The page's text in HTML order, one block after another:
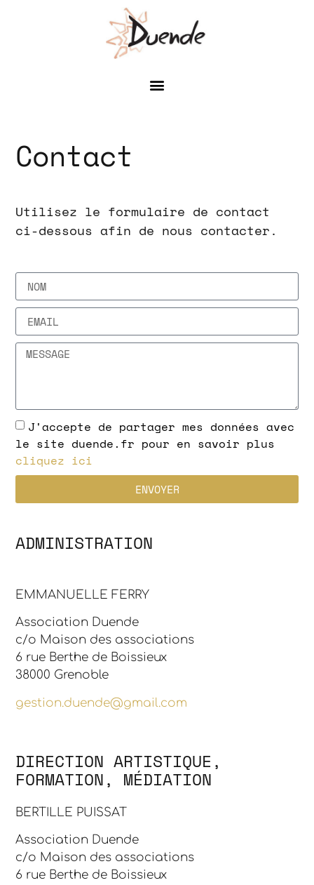
Contact
Utilisez le formulaire de contact
ci-dessous afin de nous contacter.
J'accepte de partager mes données avec
le site duende.fr pour en savoir plus
cliquez ici
ENVOYER
ADMINISTRATION
EMMANUELLE FERRY
Association Duende
c/o Maison des associations
6 rue Berthe de Boissieux
38000 Grenoble
gestion.duende@gmail.com
DIRECTION ARTISTIQUE,
FORMATION, MÉDIATION
BERTILLE PUISSAT
Association Duende
c/o Maison des associations
6 rue Berthe de Boissieux